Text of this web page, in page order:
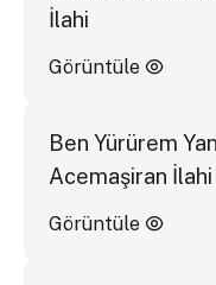
İlahi
Görüntüle
Ben Yürürem
Acemaşiran İlahi
Görüntüle